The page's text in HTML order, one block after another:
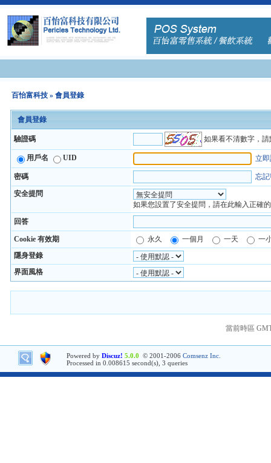
百怡富科技 » 會員登錄
會員登錄
驗證碼 如果看不清數字，
用戶名 UID 立
密碼
忘
安全提問
如果您設置了安全提問，請在此輸入正確
回答
Cookie 有效期 永久 一個月 一天
一
隱身登錄
界面風格
當前時區
Powered by Discuz! 5.0.0 © 2001-2006 Comsenz Inc.
Processed in 0.008615 second(s), 3 queries